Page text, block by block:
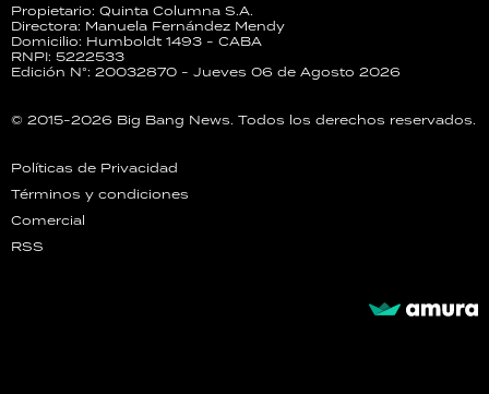
Propietario: Quinta Columna S.A.
Directora: Manuela Fernández Mendy
Domicilio: Humboldt 1493 - CABA
RNPI: 5222533
Edición N°: 20032870 - Jueves 06 de Agosto 2026
© 2015-2026 Big Bang News. Todos los derechos reservados.
Políticas de Privacidad
Términos y condiciones
Comercial
RSS